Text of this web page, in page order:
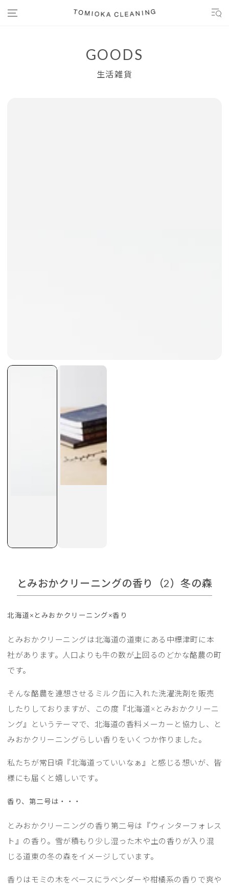
コンテンツにスキップする
GOODS
生活雑貨
とみおかクリーニングの香り（2）冬の森
北海道×とみおかクリーニング×香り
とみおかクリーニングは北海道の道東にある中標津町に本
社があります。人口よりも牛の数が上回るのどかな酪農の町
です。
そんな酪農を連想させるミルク缶に入れた洗濯洗剤を販売
したりしておりますが、この度『北海道×とみおかクリーニ
ング』というテーマで、北海道の香料メーカーと協力し、と
みおかクリーニングらしい香りをいくつか作りました。
私たちが常日頃『北海道っていいなぁ』と感じる想いが、皆
様にも届くと嬉しいです。
香り、第二号は・・・
とみおかクリーニングの香り第二号は『ウィンターフォレス
ト』の香り。雪が積もり少し湿った木や土の香りが入り混
じる道東の冬の森をイメージしています。
香りはモミの木をベースにラベンダーや柑橘系の香りで爽や